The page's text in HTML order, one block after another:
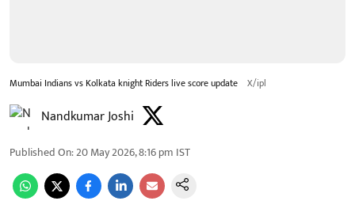
Mumbai Indians vs Kolkata knight Riders live score update X/ipl
Nandkumar Joshi
Published On:20 May 2026, 8:16 pm IST